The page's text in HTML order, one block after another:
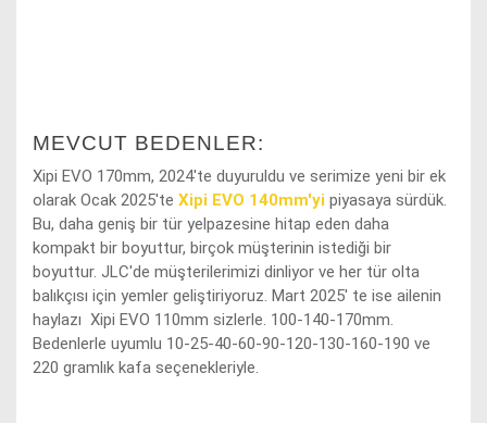
MEVCUT BEDENLER:
Xipi EVO 170mm, 2024'te duyuruldu ve serimize yeni bir ek
olarak Ocak 2025'te Xipi EVO 140mm'yi piyasaya sürdük.
Bu, daha geniş bir tür yelpazesine hitap eden daha
kompakt bir boyuttur, birçok müşterinin istediği bir
boyuttur. JLC'de müşterilerimizi dinliyor ve her tür olta
balıkçısı için yemler geliştiriyoruz. Mart 2025' te ise ailenin
haylazı Xipi EVO 110mm sizlerle. 100-140-170mm.
Bedenlerle uyumlu 10-25-40-60-90-120-130-160-190 ve
220 gramlık kafa seçenekleriyle.